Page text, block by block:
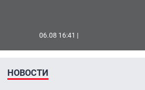
06.08 16:41 |
НОВОСТИ